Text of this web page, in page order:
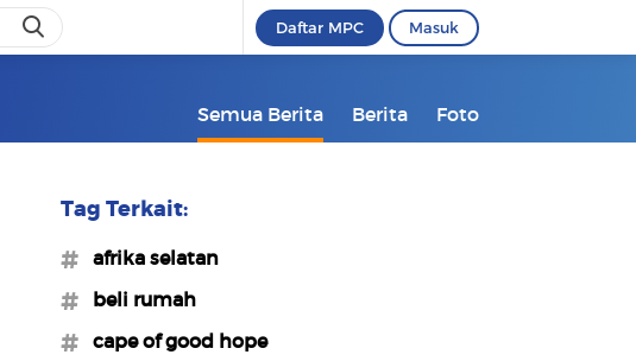
Daftar MPC Masuk
Semua Berita Berita Foto
Tag Terkait:
#afrika selatan
#beli rumah
#cape of good hope